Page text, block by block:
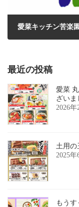
愛菜キッチン苦楽
最近の投稿
愛菜
ざいま
2026年
土用の
2025年
もうす